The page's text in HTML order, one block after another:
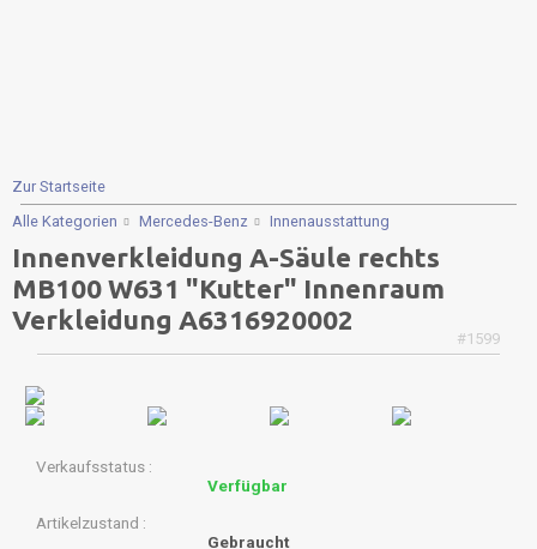
Zur Startseite
Alle Kategorien
Mercedes-Benz Innenausstattung
Innenverkleidung A-Säule rechts
MB100 W631 "Kutter" Innenraum
Verkleidung A6316920002
#1599
Verkaufsstatus
Verfügbar
Artikelzustand
Gebraucht